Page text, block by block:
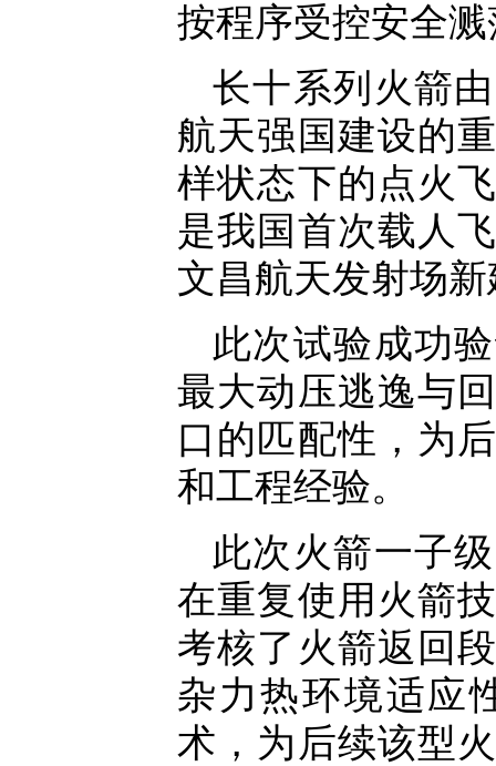
按程序受控安全
长十系列火箭
航天强国建设的
样状态下的点火
是我国首次载人
文昌航天发射场
此次试验成功
最大动压逃逸与
口的匹配性，为
和工程经验。
此次火箭一子
在重复使用火箭
考核了火箭返回
杂力热环境适应
术，为后续该型